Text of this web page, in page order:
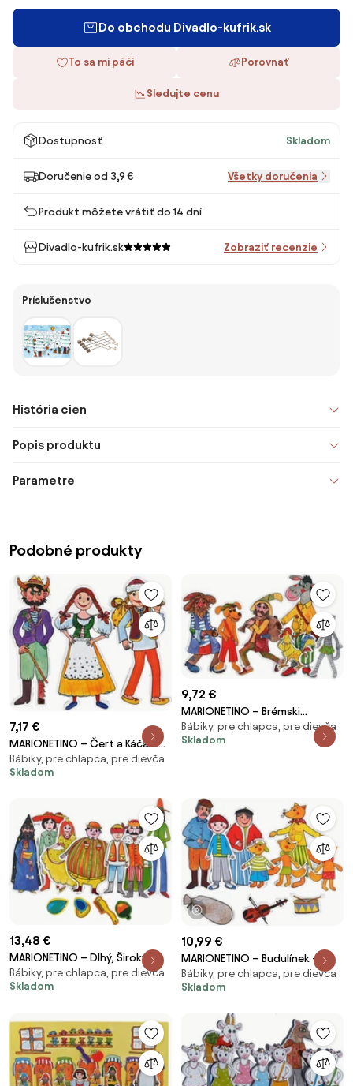
Do obchodu Divadlo-kufrik.sk
To sa mi páči Porovnať
Sledujte cenu
Dostupnosť Skladom
Doručenie od 3,9 € Všetky doručenia
Produkt môžete vrátiť do 14 dní
Divadlo-kufrik.sk Zobraziť recenzie
Príslušenstvo
História cien
Popis produktu
Parametre
Podobné produkty
7,17 €
MARIONETINO – Čert a Káča –
bábky 3 ks
Bábiky, pre chlapca, pre dievča
Skladom
9,72 €
MARIONETINO – Brémski
muzikanti – bábky 6 ks
Bábiky, pre chlapca, pre dievča
Skladom
13,48 €
MARIONETINO – Dlhý, Široký a
Bystrozraký – bábky 7 ks
Bábiky, pre chlapca, pre dievča
Skladom
1 video
10,99 €
MARIONETINO – Budulínek –
bábky 7 ks
Bábiky, pre chlapca, pre dievča
Skladom